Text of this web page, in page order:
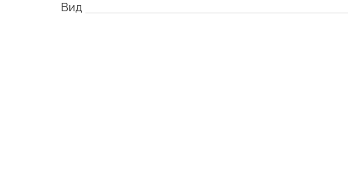
Вид